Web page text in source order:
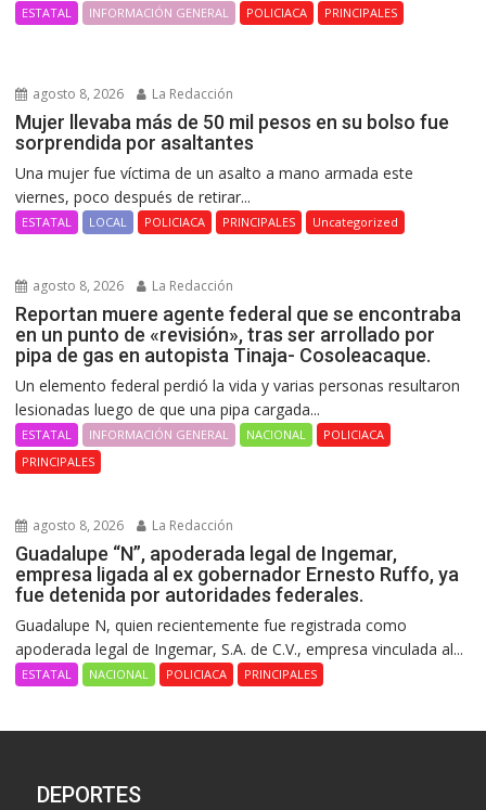
ESTATAL INFORMACIÓN GENERAL POLICIACA PRINCIPALES
agosto 8, 2026 La Redacción
Mujer llevaba más de 50 mil pesos en su bolso fue
sorprendida por asaltantes
Una mujer fue víctima de un asalto a mano armada este
viernes, poco después de retirar...
ESTATAL LOCAL POLICIACA PRINCIPALES Uncategorized
agosto 8, 2026 La Redacción
Reportan muere agente federal que se encontraba
en un punto de «revisión», tras ser arrollado por
pipa de gas en autopista Tinaja- Cosoleacaque.
Un elemento federal perdió la vida y varias personas resultaron
lesionadas luego de que una pipa cargada...
ESTATAL INFORMACIÓN GENERAL NACIONAL
POLICIACA
PRINCIPALES
agosto 8, 2026 La Redacción
Guadalupe “N”, apoderada legal de Ingemar,
empresa ligada al ex gobernador Ernesto Ruffo, ya
fue detenida por autoridades federales.
Guadalupe N, quien recientemente fue registrada como
apoderada legal de Ingemar, S.A. de C.V., empresa vinculada al...
ESTATAL NACIONAL POLICIACA PRINCIPALES
DEPORTES